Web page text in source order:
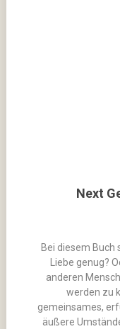
Next
Bei diesem Buch
Liebe genug?
anderen
werden zu
gemeinsames,
äußere